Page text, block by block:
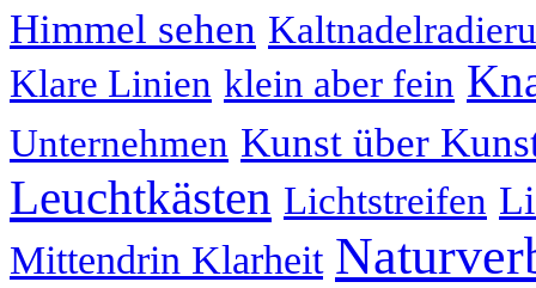
Himmel sehen
Klare Linien klein aber fein
Unternehmen Kunst über
Leuchtkästen Lichtstreifen
Mittendrin Klarheit